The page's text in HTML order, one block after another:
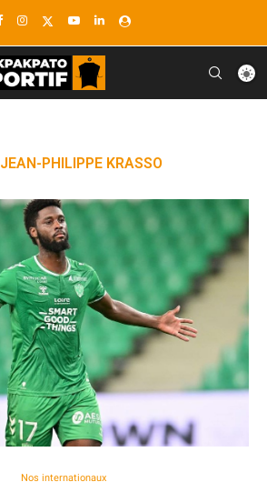
JEAN-PHILIPPE KRASSO
Nos internationaux